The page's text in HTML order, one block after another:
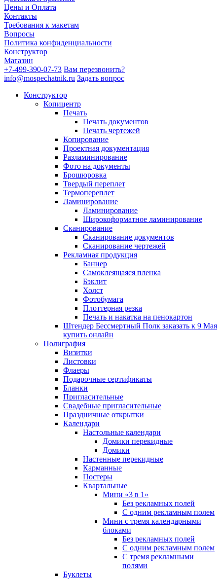
Цены и Оплата
Контакты
Требования к макетам
Вопросы
Политика конфиденциальности
Конструктор
Магазин
+7-499-390-07-73 Вам перезвонить?
info@mospechatnik.ru Задать вопрос
Конструктор
Копицентр
Печать
Печать документов
Печать чертежей
Копирование
Проектная документация
Разламинирование
Фото на документы
Брошюровка
Твердый переплет
Термопереплет
Ламинирование
Ламинирование
Широкоформатное ламинирование
Сканирование
Сканирование документов
Сканирование чертежей
Рекламная продукция
Баннер
Самоклеящаяся пленка
Бэклит
Холст
Фотобумага
Плоттерная резка
Печать и накатка на пенокартон
Штендер Бессмертный Полк заказать к 9 Мая
купить онлайн
Полиграфия
Визитки
Листовки
Флаеры
Подарочные сертификаты
Бланки
Пригласительные
Свадебные пригласительные
Праздничные открытки
Календари
Настольные календари
Домики перекидные
Домики
Настенные перекидные
Карманные
Постеры
Квартальные
Мини «3 в 1»
Без рекламных полей
С одним рекламным полем
Мини с тремя календарными
блоками
Без рекламных полей
С одним рекламным полем
С тремя рекламными
полями
Буклеты